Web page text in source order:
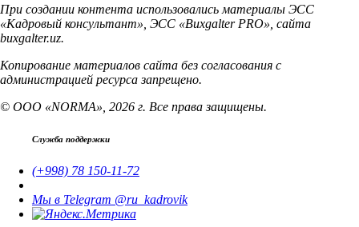
При создании контента использовались материалы ЭСС
«Кадровый консультант», ЭСС «Buxgalter PRO», сайта
buxgalter.uz.
Копирование материалов сайта без согласования с
администрацией ресурса запрещено.
© ООО «NORMA», 2026 г. Все права защищены.
Служба поддержки
(+998) 78 150-11-72
Мы в Telegram @ru_kadrovik